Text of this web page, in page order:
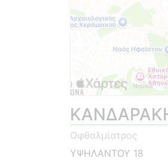
Οφθαλμίατρος
ΥΨΗΛΑΝΤΟΥ 18